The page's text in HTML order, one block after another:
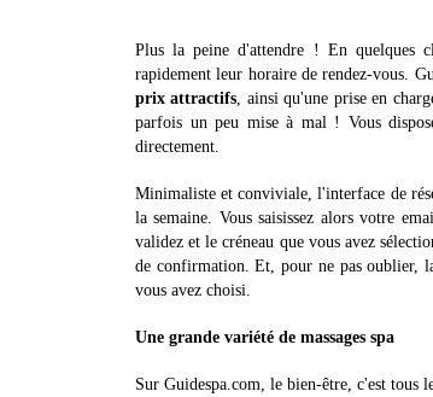
Plus la peine d'attendre ! En quelques
rapidement leur horaire de rendez-vous.
prix attractifs , ainsi qu'une prise en
parfois un peu mise à mal ! Vous
directement.
Minimaliste et conviviale, l'interface de
la semaine. Vous saisissez alors votre
validez et le créneau que vous avez
de confirmation. Et, pour ne pas oublier,
vous avez choisi.
Une grande variété de massages spa
Sur Guidespa.com, le bien-être, c'est tous